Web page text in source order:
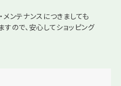
ンテナンスにつきましても
ので、安心してショッピング